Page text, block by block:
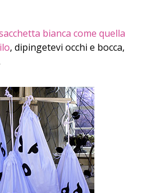
bianca come quella
, dipingetevi occhi e bocca,